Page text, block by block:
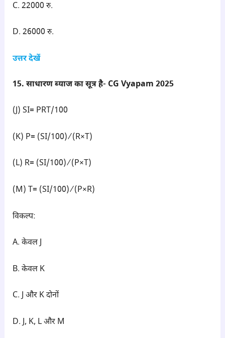
C. 22000 रु.
D. 26000 रु.
उत्तर देखें
15. साधारण ब्याज का सूत्र है- CG Vyapam 2025
(J) SI= PRT/100
(K) P= (SI/100) ⁄ (R×T)
(L) R= (SI/100) ⁄ (P×T)
(M) T= (SI/100) ⁄ (P×R)
विकल्प:
A. केवल J
B. केवल K
C. J और K दोनों
D. J, K, L और M